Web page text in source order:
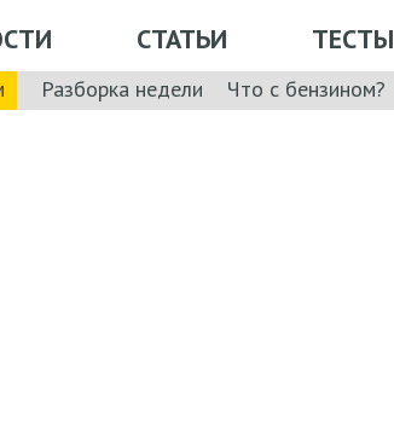
СТАТЬИ ТЕСТЫ
Разборка недели Что с бензином?